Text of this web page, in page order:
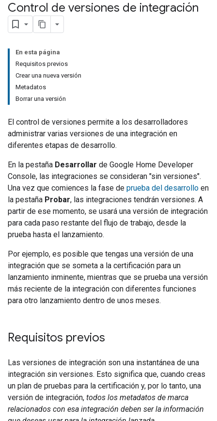
Control de versiones de integración
En esta página
Requisitos previos
Crear una nueva versión
Metadatos
Borrar una versión
El control de versiones permite a los desarrolladores
administrar varias versiones de una integración en
diferentes etapas de desarrollo.
En la pestaña Desarrollar de Google Home Developer
Console, las integraciones se consideran "sin versiones".
Una vez que comiences la fase de prueba del desarrollo en
la pestaña Probar, las integraciones tendrán versiones. A
partir de ese momento, se usará una versión de integración
para cada paso restante del flujo de trabajo, desde la
prueba hasta el lanzamiento.
Por ejemplo, es posible que tengas una versión de una
integración que se someta a la certificación para un
lanzamiento inminente, mientras que se prueba una versión
más reciente de la integración con diferentes funciones
para otro lanzamiento dentro de unos meses.
Requisitos previos
Las versiones de integración son una instantánea de una
integración sin versiones. Esto significa que, cuando creas
un plan de pruebas para la certificación y, por lo tanto, una
versión de integración, todos los metadatos de marca
relacionados con esa integración deben ser la información